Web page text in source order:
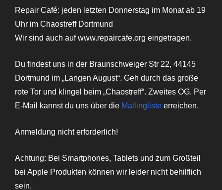
Repair Café: jeden letzten Donnerstag im Monat ab 19
Uhr im Chaostreff Dortmund
Wir sind auch auf www.repaircafe.org eingetragen.
Du findest uns in der Braunschweiger Str 22, 44145
Dortmund im „Langen August“. Geh durch das große
rote Tor und klingel beim „Chaostreff“. Zweites OG. Per
E-Mail kannst du uns über die Mailingliste erreichen.
Anmeldung nicht erforderlich!
Achtung: Bei Smartphones, Tablets und zum Großteil
bei Apple Produkten können wir leider nicht behilflich
sein.